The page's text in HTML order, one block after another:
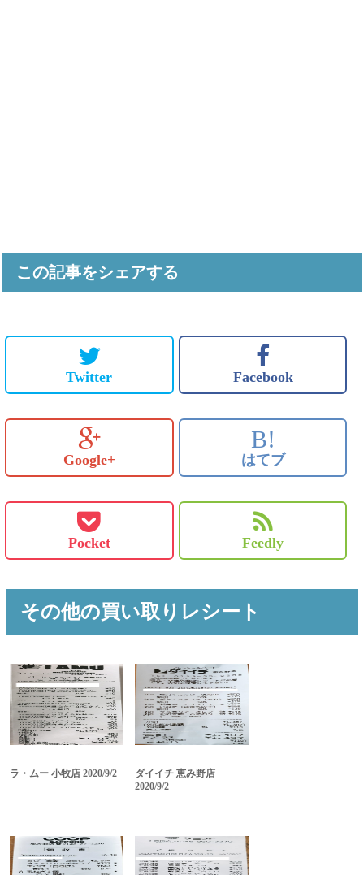
この記事をシェアする
Twitter Facebook
Google+
B!
はてブ
Pocket Feedly
その他の買い取りレシート
ラ・ムー 小牧店 2020/9/2
ダイイチ 恵み野店
2020/9/2